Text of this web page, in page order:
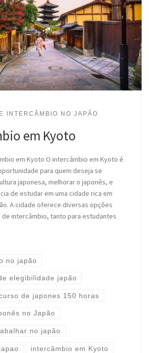
INTERCÂMBIO NO JAPÃO
em Kyoto
em Kyoto O intercâmbio em Kyoto é
para quem deseja se
japonesa, melhorar o japonês, e
de estudar em uma cidade rica em
A cidade oferece diversas opções
de intercâmbio, tanto para estudantes
no japão
elegibilidade japão
de japones 150 horas
no Japão
no japão
intercâmbio em Kyoto